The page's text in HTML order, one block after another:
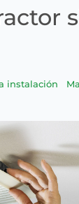
instalación